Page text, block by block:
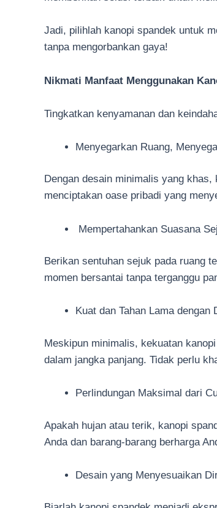
Jadi, pilihlah kanopi spandek untuk
tanpa mengorbankan gaya!
Nikmati Manfaat Menggunakan
Tingkatkan kenyamanan dan
Menyegarkan Ruang,
Dengan desain minimalis yang
menciptakan oase pribadi yang
Mempertahankan Suasana
Berikan sentuhan sejuk pada ruang
momen bersantai tanpa terganggu
Kuat dan Tahan Lama dengan
Meskipun minimalis, kekuatan
dalam jangka panjang. Tidak perlu
Perlindungan Maksimal dari
Apakah hujan atau terik, kanopi
Anda dan barang-barang berharga
Desain yang Menyesuaikan